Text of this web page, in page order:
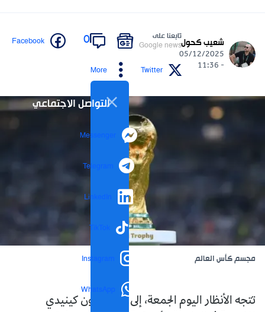
شعيب كحول
05/12/2025
- 11:36
تابعنا على
Google news
0
Facebook
Twitter
More
التواصل الاجتماعي
Messenger
Telegram
LinkedIn
TikTok
Instagram
WhatsApp
مجسم كأس العالم
تتجه الأنظار اليوم الجمعة، إلى قاعة "جون كينيدي